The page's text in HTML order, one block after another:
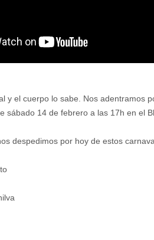
y el cuerpo lo sabe. Nos adentramos
sábado 14 de febrero a las 17h en el
despedimos por hoy de estos